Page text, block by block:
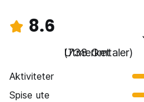
8.6
Utmerket
(738 Omtaler)
Aktiviteter
Spise ute